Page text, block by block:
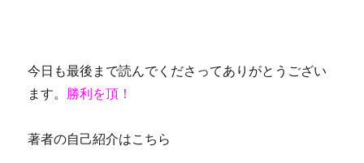
今日も最後まで読んでくださってありがとうござい
ます。 勝利を頂！
著者の自己紹介はこちら